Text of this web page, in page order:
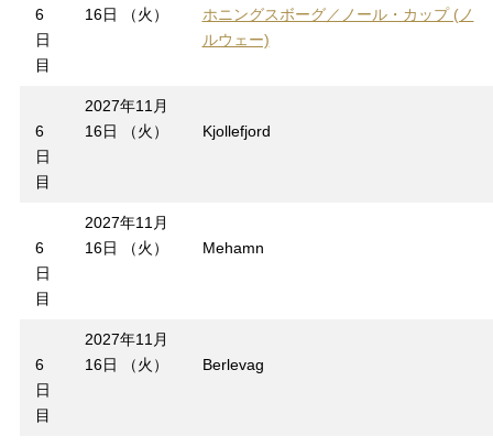
6
日
目
16日 （火）
ホニングスボーグ／ノール・カップ (ノ
ルウェー)
6
日
目
2027年11月
16日 （火）
Kjollefjord
6
日
目
2027年11月
16日 （火）
Mehamn
6
日
目
2027年11月
16日 （火）
Berlevag